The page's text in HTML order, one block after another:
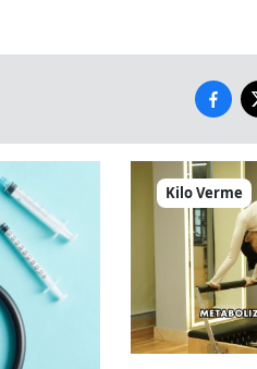
Kilo Verme